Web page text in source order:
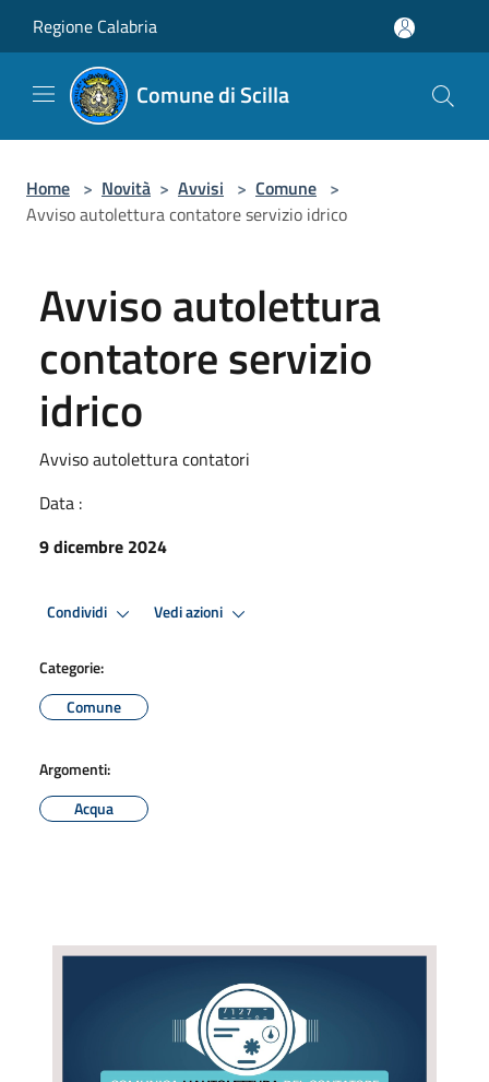
Regione Calabria
Comune di Scilla
Home > Novità > Avvisi > Comune >
Avviso autolettura contatore servizio idrico
Avviso autolettura
contatore servizio
idrico
Avviso autolettura contatori
Data :
9 dicembre 2024
Condividi Vedi azioni
Categorie:
Comune
Argomenti:
Acqua